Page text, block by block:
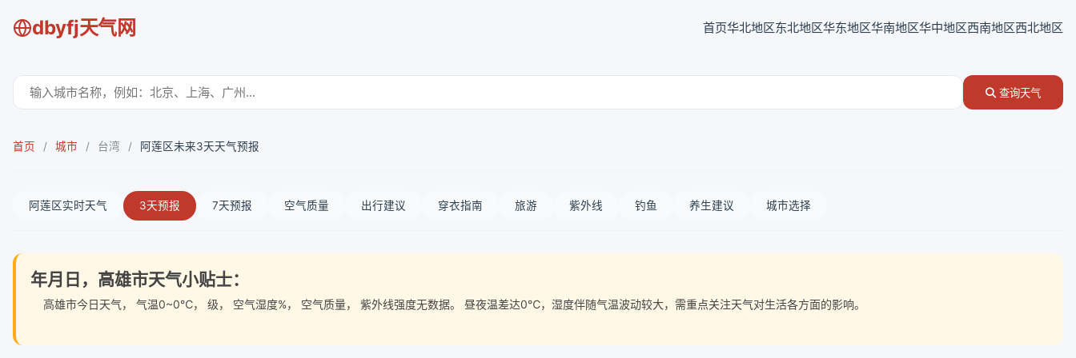
dbyfj天气网 首页华北地区东北地区华东地区华南地区华中地区西南地区西北地区
查询天气
首页 / 城市 / 台湾 / 阿莲区未来3天天气预报
阿莲区实时天气 3天预报 7天预报 空气质量 出行建议 穿衣指南 旅游 紫外线 钓鱼 养生建议 城市选择
年月日，高雄市天气小贴士：
高雄市今日天气， 气温0~0℃， 级， 空气湿度%， 空气质量， 紫外线强度无数据。 昼夜温差达0℃，湿度伴随气温波动较大，需重点关注天气对生活各方面的影响。